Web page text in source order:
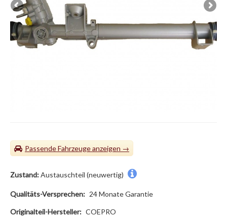
Passende Fahrzeuge
Zustand:Austauschteil (neuwertig)
Qualitäts-Versprechen: 24 Monate Garantie
Originalteil-Hersteller: COEPRO